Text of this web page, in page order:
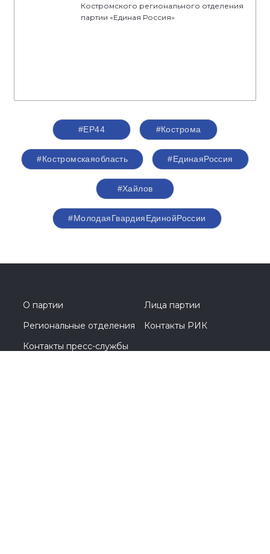
Костромского регионального отделения
партии «Единая Россия»
#ЕР44 #Кострома
#Костромскаяобласть #‎ЕдинаяРоссия
#Хайлов
#МолодаяГвардияЕдинойРоссии
О партии
Лица партии
Региональные отделения
Контакты РИК
Контакты пресс-службы